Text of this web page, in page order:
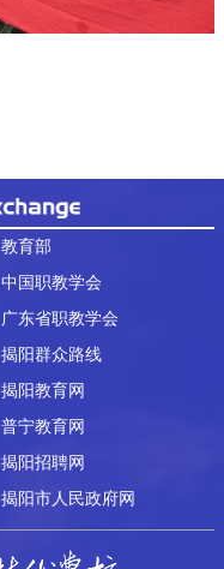
教育部
中国职教学会
广东省职教学会
揭阳群众路线
揭阳教育网
普宁教育网
揭阳招聘网
揭阳市人民政府网